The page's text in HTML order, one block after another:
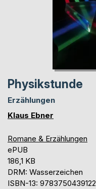
Physikstunde
Erzählungen
Klaus Ebner
Romane & Erzählungen
ePUB
186,1 KB
DRM: Wasserzeichen
ISBN-13: 9783750439122